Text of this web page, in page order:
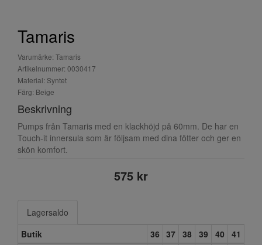
Tamaris
Varumärke: Tamaris
Artikelnummer: 0030417
Material: Syntet
Färg: Beige
Beskrivning
Pumps från Tamaris med en klackhöjd på 60mm. De har en
Touch-it innersula som är följsam med dina fötter och ger en
skön komfort.
575 kr
Lagersaldo
Butik
36 37 38 39 40 41